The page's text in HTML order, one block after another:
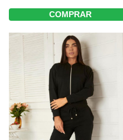
COMPRAR